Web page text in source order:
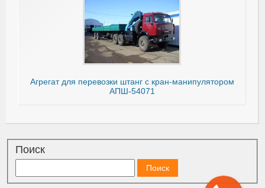
Агрегат для перевозки штанг с кран-манипулятором
АПШ-54071
Поиск